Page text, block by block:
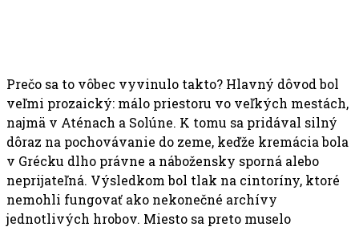
Prečo sa to vôbec vyvinulo takto? Hlavný dôvod bol
veľmi prozaický: málo priestoru vo veľkých mestách,
najmä v Aténach a Solúne. K tomu sa pridával silný
dôraz na pochovávanie do zeme, keďže kremácia bola
v Grécku dlho právne a nábožensky sporná alebo
neprijateľná. Výsledkom bol tlak na cintoríny, ktoré
nemohli fungovať ako nekonečné archívy
jednotlivých hrobov. Miesto sa preto muselo